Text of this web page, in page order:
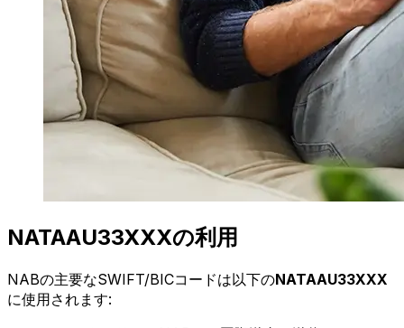
NATAAU33XXXの利用
NABの主要なSWIFT/BICコードは以下のNATAAU33XXX
に使用されます: